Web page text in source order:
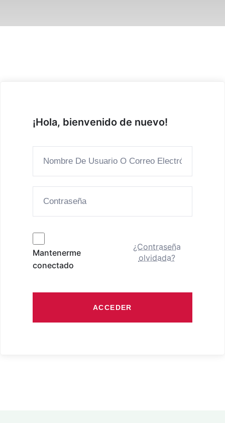
¡Hola, bienvenido de nuevo!
Mantenerme
conectado
¿Contraseña
olvidada?
ACCEDER